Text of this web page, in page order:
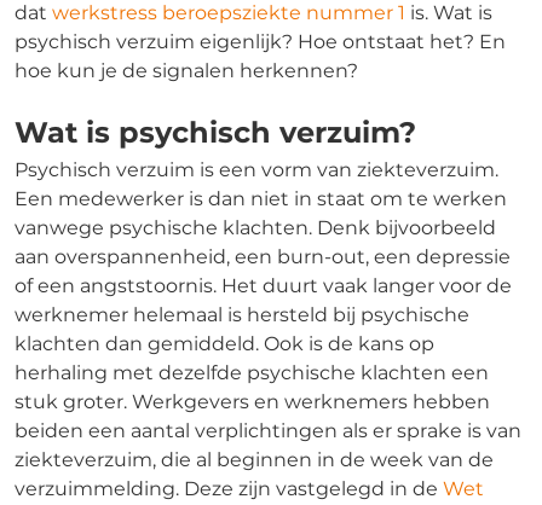
dat werkstress beroepsziekte nummer 1 is. Wat is
psychisch verzuim eigenlijk? Hoe ontstaat het? En
hoe kun je de signalen herkennen?
Wat is psychisch verzuim?
Psychisch verzuim is een vorm van ziekteverzuim.
Een medewerker is dan niet in staat om te werken
vanwege psychische klachten. Denk bijvoorbeeld
aan overspannenheid, een burn-out, een depressie
of een angststoornis. Het duurt vaak langer voor de
werknemer helemaal is hersteld bij psychische
klachten dan gemiddeld. Ook is de kans op
herhaling met dezelfde psychische klachten een
stuk groter. Werkgevers en werknemers hebben
beiden een aantal verplichtingen als er sprake is van
ziekteverzuim, die al beginnen in de week van de
verzuimmelding. Deze zijn vastgelegd in de Wet